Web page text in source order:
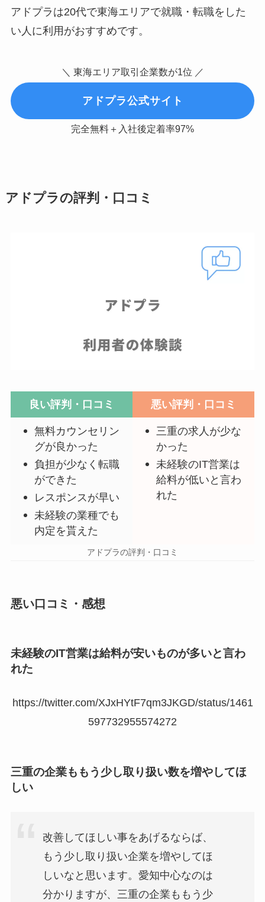
アドプラは20代で東海エリアで就職・転職をした
い人に利用がおすすめです。
＼ 東海エリア取引企業数が1位 ／
アドプラ公式サイト
完全無料＋入社後定着率97%
アドプラの評判・口コミ
良い評判・口コミ 悪い評判・口コミ
無料カウンセリン
グが良かった
負担が少なく転職
ができた
レスポンスが早い
未経験の業種でも
内定を貰えた
三重の求人が少な
かった
未経験のIT営業は
給料が低いと言わ
れた
アドプラの評判・口コミ
悪い口コミ・感想
未経験のIT営業は給料が安いものが多いと言わ
れた
https://twitter.com/XJxHYtF7qm3JKGD/status/1461
597732955574272
三重の企業ももう少し取り扱い数を増やしてほ
しい
改善してほしい事をあげるならば、
もう少し取り扱い企業を増やしてほ
しいなと思います。愛知中心なのは
分かりますが、三重の企業ももう少